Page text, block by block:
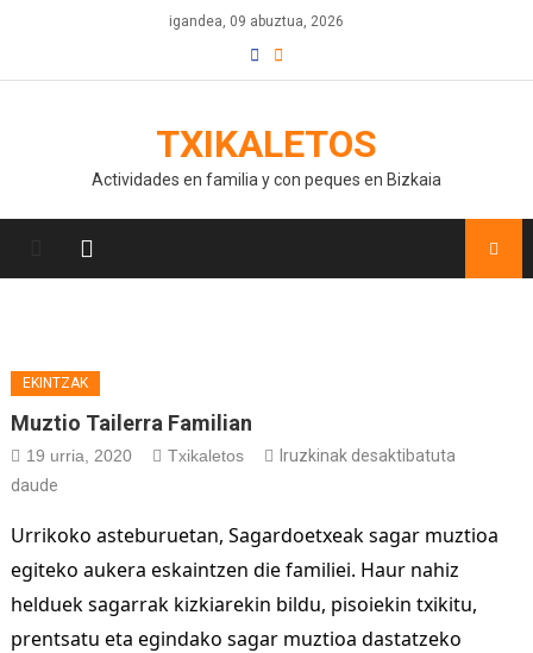
igandea, 09 abuztua, 2026
TXIKALETOS
Actividades en familia y con peques en Bizkaia
EKINTZAK
Muztio Tailerra Familian
19 urria, 2020 Txikaletos
Iruzkinak desaktibatuta
daude
Urrikoko asteburuetan, Sagardoetxeak sagar muztioa
egiteko aukera eskaintzen die familiei. Haur nahiz
helduek sagarrak kizkiarekin bildu, pisoiekin txikitu,
prentsatu eta egindako sagar muztioa dastatzeko